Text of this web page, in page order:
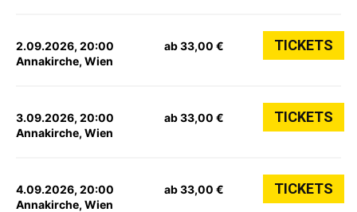
2.09.2026, 20:00
Annakirche, Wien
ab 33,00 € TICKETS
3.09.2026, 20:00
Annakirche, Wien
ab 33,00 € TICKETS
4.09.2026, 20:00
Annakirche, Wien
ab 33,00 € TICKETS